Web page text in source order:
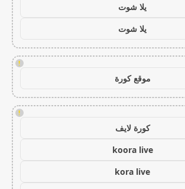
يلا شوت
يلا شوت
!
موقع كورة
!
كورة لايف
koora live
kora live